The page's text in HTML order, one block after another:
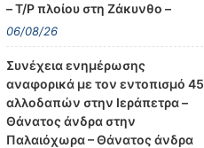
– Τ/Ρ πλοίου στη Ζάκυνθο –
06/08/26
Συνέχεια ενημέρωσης
αναφορικά με τον εντοπισμό 45
αλλοδαπών στην Ιεράπετρα –
Θάνατος άνδρα στην
Παλαιόχωρα – Θάνατος άνδρα